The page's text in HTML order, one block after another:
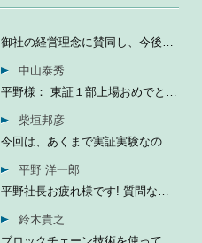
御社の経営理念に賛同し、今後の成長を期待して今日微量なが...
中山泰秀
平野様： 東証１部上場おめでとうございます。ひとえに平...
柴垣邦彦
今回は、あくまで実証実験なので、当社の売上に関しては未定...
平野 洋一郎
平野社長お疲れ様です! 質問なんですが、インフォテリアはソ...
鈴木貴之